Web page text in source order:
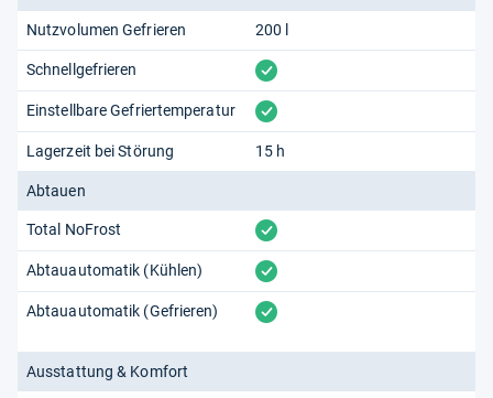
Nutzvolumen Gefrieren 200 l
Schnellgefrieren vorhanden
Einstellbare Gefriertemperatur vorhanden
Lagerzeit bei Störung 15 h
Abtauen
Total NoFrost vorhanden
Abtauautomatik (Kühlen) vorhanden
Abtauautomatik (Gefrieren) vorhanden
Ausstattung & Komfort